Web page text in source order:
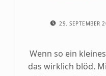
29. SEPTEMBER
Wenn so ein
das wirklich blöd.